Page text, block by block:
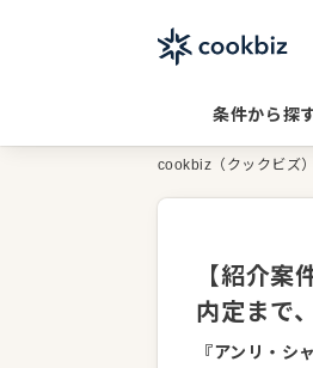
条件から探
cookbiz（クックビズ
【紹介
内定まで
『アンリ・シ